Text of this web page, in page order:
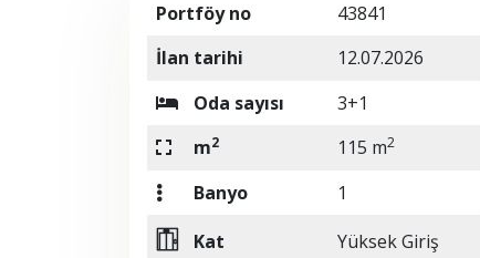
Portföy no
43841
İlan tarihi
12.07.2026
Oda sayısı
3+1
m2 115 m2
Banyo
1
Kat
Yüksek Giriş